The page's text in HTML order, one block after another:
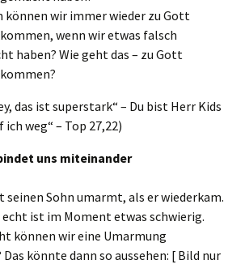
können wir immer wieder zu Gott
wenn wir etwas falsch
haben? Wie geht das – zu Gott
das ist superstark“ – Du bist Herr Kids
ich weg“ – Top 27,22)
uns miteinander
seinen Sohn umarmt, als er wiederkam.
ist im Moment etwas schwierig.
können wir eine Umarmung
Das könnte dann so aussehen: [ Bild nur